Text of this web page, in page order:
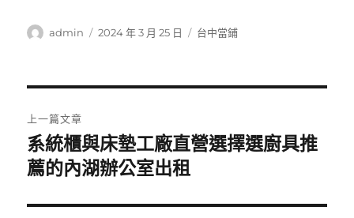
作
admin
發
2024 年 3 月 25 日
分
台中當鋪
章
導
覽
上一篇文章
上
一
文
系統櫃與床墊工廠直營選擇選廚具推
薦的內湖辦公室出租